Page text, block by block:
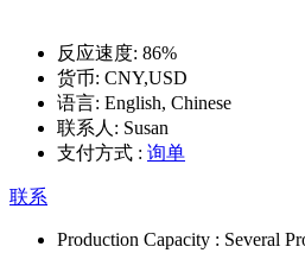
反应速度: 86%
货币: CNY,USD
语言: English, Chinese
联系人: Susan
支付方式 : 询单
联系
Production Capacity : Several